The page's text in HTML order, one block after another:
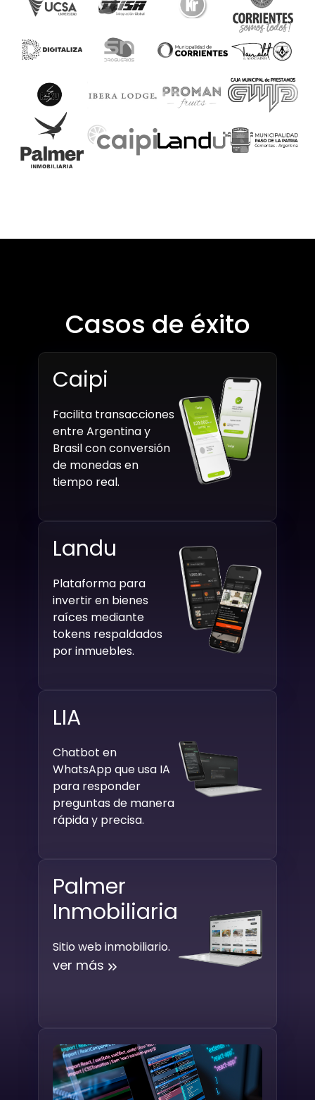
Casos de éxito
Caipi
Facilita transacciones
entre Argentina y
Brasil con conversión
de monedas en
tiempo real.
Landu
Plataforma para
invertir en bienes
raíces mediante
tokens respaldados
por inmuebles.
LIA
Chatbot en
WhatsApp que usa IA
para responder
preguntas de manera
rápida y precisa.
Palmer
Inmobiliaria
Sitio web inmobiliario.
ver más